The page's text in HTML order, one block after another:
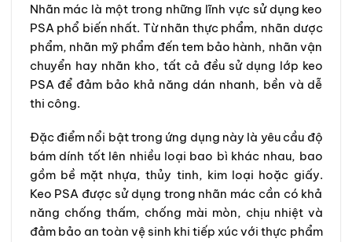
Nhãn mác là một trong những lĩnh vực sử dụng keo
PSA phổ biến nhất. Từ nhãn thực phẩm, nhãn dược
phẩm, nhãn mỹ phẩm đến tem bảo hành, nhãn vận
chuyển hay nhãn kho, tất cả đều sử dụng lớp keo
PSA để đảm bảo khả năng dán nhanh, bền và dễ
thi công.
Đặc điểm nổi bật trong ứng dụng này là yêu cầu độ
bám dính tốt lên nhiều loại bao bì khác nhau, bao
gồm bề mặt nhựa, thủy tinh, kim loại hoặc giấy.
Keo PSA được sử dụng trong nhãn mác cần có khả
năng chống thấm, chống mài mòn, chịu nhiệt và
đảm bảo an toàn vệ sinh khi tiếp xúc với thực phẩm